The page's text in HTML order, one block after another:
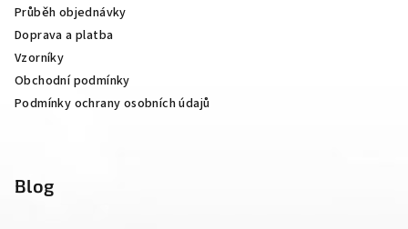
Průběh objednávky
Doprava a platba
Vzorníky
Obchodní podmínky
Podmínky ochrany osobních údajů
Blog